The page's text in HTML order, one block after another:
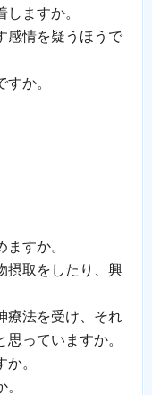
ますか。
情を疑うほうで
か。
すか。
取をしたり、興
療法を受け、それ
っていますか。
。